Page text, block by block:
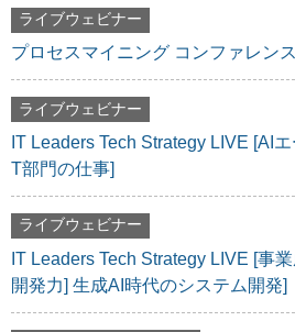
ライブウェビナー
プロセスマイニング コンファレン
ライブウェビナー
IT Leaders Tech Strategy LIVE [AI
T部門の仕事]
ライブウェビナー
IT Leaders Tech Strategy LIVE [事
開発力] 生成AI時代のシステム開発]